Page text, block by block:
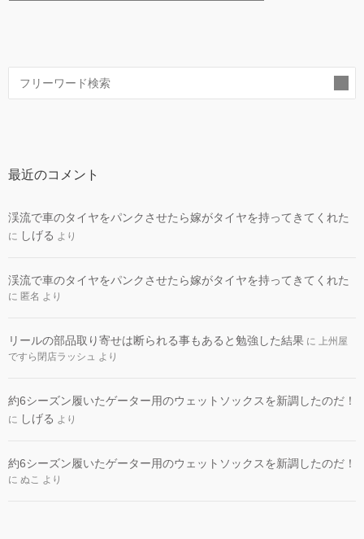
最近のコメント
渓流で車のタイヤをパンクさせたら嫁がタイヤを持ってきてくれた
に しげる より
渓流で車のタイヤをパンクさせたら嫁がタイヤを持ってきてくれた
に 匿名 より
リールの部品取り寄せは断られる事もあると勉強した結果 に 上州屋
ですら閉店ラッシュ より
約6シーズン履いたゲーター用のウェットソックスを新調したのだ！
に しげる より
約6シーズン履いたゲーター用のウェットソックスを新調したのだ！
に ぬこ より